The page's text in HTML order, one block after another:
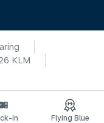
KLM
in Flying Blue